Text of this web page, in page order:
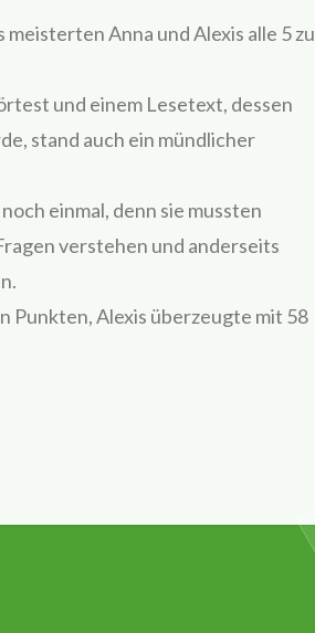
Anna und Alexis alle 5 zu
und einem Lesetext, dessen
stand auch ein mündlicher
einmal, denn sie mussten
verstehen und anderseits
Punkten, Alexis überzeugte mit 58